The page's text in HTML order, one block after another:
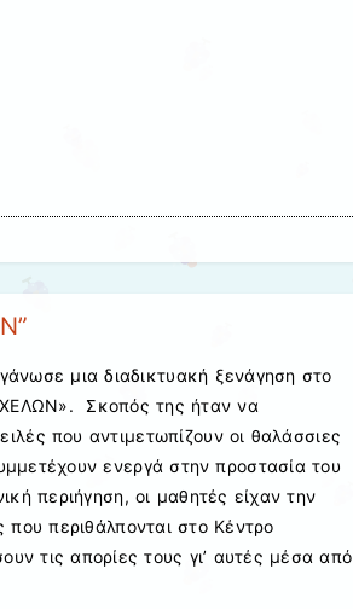
μια διαδικτυακή ξενάγηση στο
Σκοπός της ήταν να
που αντιμετωπίζουν οι θαλάσσιες
ενεργά στην προστασία του
περιήγηση, οι μαθητές είχαν την
περιθάλπονται στο Κέντρο
τις απορίες τους γι’ αυτές μέσα από